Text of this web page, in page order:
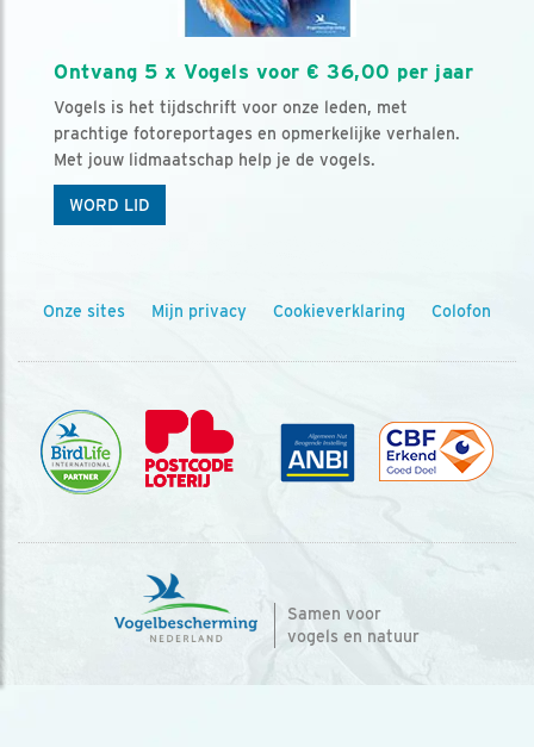
Ontvang 5 x Vogels voor € 36,00 per jaar
Vogels is het tijdschrift voor onze leden, met
prachtige fotoreportages en opmerkelijke verhalen.
Met jouw lidmaatschap help je de vogels.
WORD LID
Onze sites Mijn privacy Cookieverklaring Colofon
Samen voor
vogels en natuur